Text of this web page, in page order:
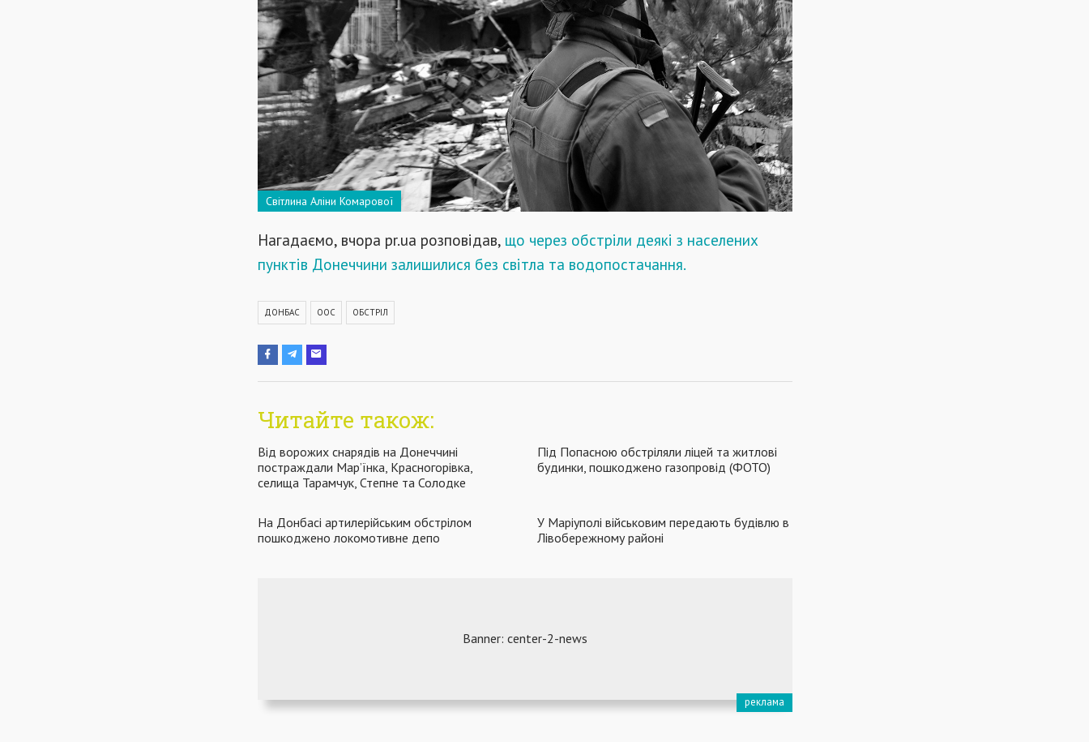
Світлина Аліни Комарової
Нагадаємо, вчора pr.ua розповідав, що через обстріли деякі з населених
пунктів Донеччини залишилися без світла та водопостачання.
ДОНБАС ООС ОБСТРІЛ
Читайте також:
Від ворожих снарядів на Донеччині
постраждали Мар’їнка, Красногорівка,
селища Тарамчук, Степне та Солодке
Під Попасною обстріляли ліцей та житлові
будинки, пошкоджено газопровід (ФОТО)
На Донбасі артилерійським обстрілом
пошкоджено локомотивне депо
У Маріуполі військовим передають будівлю в
Лівобережному районі